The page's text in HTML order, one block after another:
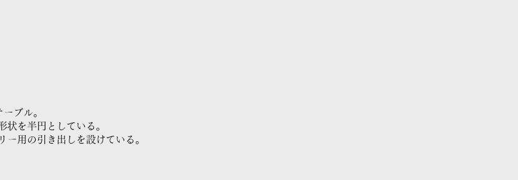
ブル。
状を半円としている。
ー用の引き出しを設けている。